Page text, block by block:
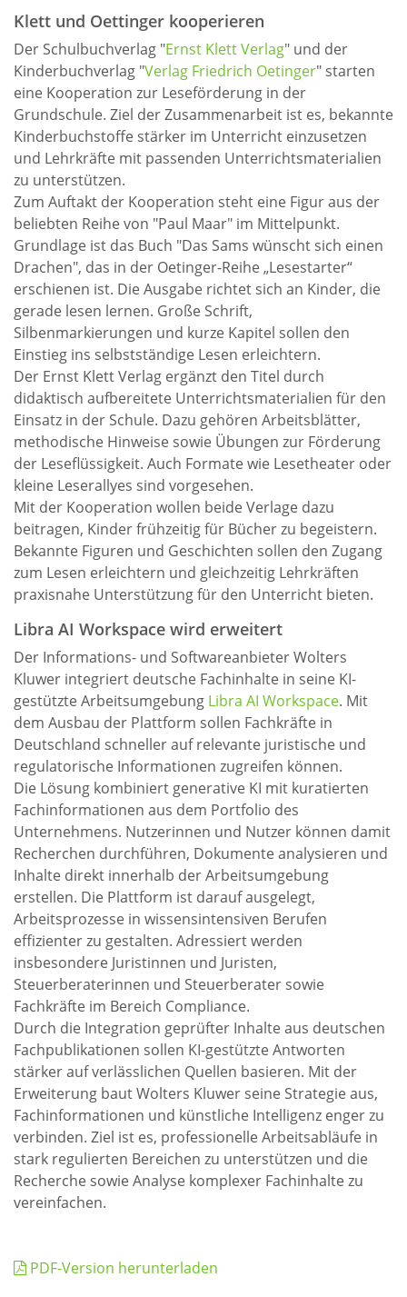
Klett und Oettinger kooperieren
Der Schulbuchverlag "Ernst Klett Verlag" und der
Kinderbuchverlag "Verlag Friedrich Oetinger" starten
eine Kooperation zur Leseförderung in der
Grundschule. Ziel der Zusammenarbeit ist es, bekannte
Kinderbuchstoffe stärker im Unterricht einzusetzen
und Lehrkräfte mit passenden Unterrichtsmaterialien
zu unterstützen.
Zum Auftakt der Kooperation steht eine Figur aus der
beliebten Reihe von "Paul Maar" im Mittelpunkt.
Grundlage ist das Buch "Das Sams wünscht sich einen
Drachen", das in der Oetinger-Reihe „Lesestarter“
erschienen ist. Die Ausgabe richtet sich an Kinder, die
gerade lesen lernen. Große Schrift,
Silbenmarkierungen und kurze Kapitel sollen den
Einstieg ins selbstständige Lesen erleichtern.
Der Ernst Klett Verlag ergänzt den Titel durch
didaktisch aufbereitete Unterrichtsmaterialien für den
Einsatz in der Schule. Dazu gehören Arbeitsblätter,
methodische Hinweise sowie Übungen zur Förderung
der Leseflüssigkeit. Auch Formate wie Lesetheater oder
kleine Leserallyes sind vorgesehen.
Mit der Kooperation wollen beide Verlage dazu
beitragen, Kinder frühzeitig für Bücher zu begeistern.
Bekannte Figuren und Geschichten sollen den Zugang
zum Lesen erleichtern und gleichzeitig Lehrkräften
praxisnahe Unterstützung für den Unterricht bieten.
Libra AI Workspace wird erweitert
Der Informations- und Softwareanbieter Wolters
Kluwer integriert deutsche Fachinhalte in seine KI-
gestützte Arbeitsumgebung Libra AI Workspace. Mit
dem Ausbau der Plattform sollen Fachkräfte in
Deutschland schneller auf relevante juristische und
regulatorische Informationen zugreifen können.
Die Lösung kombiniert generative KI mit kuratierten
Fachinformationen aus dem Portfolio des
Unternehmens. Nutzerinnen und Nutzer können damit
Recherchen durchführen, Dokumente analysieren und
Inhalte direkt innerhalb der Arbeitsumgebung
erstellen. Die Plattform ist darauf ausgelegt,
Arbeitsprozesse in wissensintensiven Berufen
effizienter zu gestalten. Adressiert werden
insbesondere Juristinnen und Juristen,
Steuerberaterinnen und Steuerberater sowie
Fachkräfte im Bereich Compliance.
Durch die Integration geprüfter Inhalte aus deutschen
Fachpublikationen sollen KI-gestützte Antworten
stärker auf verlässlichen Quellen basieren. Mit der
Erweiterung baut Wolters Kluwer seine Strategie aus,
Fachinformationen und künstliche Intelligenz enger zu
verbinden. Ziel ist es, professionelle Arbeitsabläufe in
stark regulierten Bereichen zu unterstützen und die
Recherche sowie Analyse komplexer Fachinhalte zu
vereinfachen.
PDF-Version herunterladen